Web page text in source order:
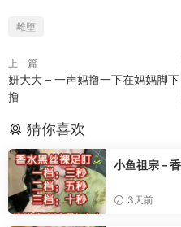
雌堕
上一篇
妍大大 – 一声妈撸一下在妈妈脚下
撸
猜你喜欢
小鱼祖宗 –
3天前